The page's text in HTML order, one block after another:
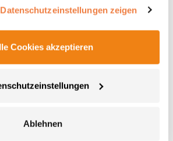
Datenschutzeinstellungen zeigen
Cookies akzeptieren
Ablehnen